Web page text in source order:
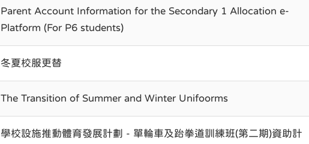
Parent Account Information for the Secondary 1 Allocation e-
Platform (For P6 students)
冬夏校服更替
The Transition of Summer and Winter Unifoorms
學校設施推動體育發展計劃 - 單輪車及跆拳道訓練班(第二期)資助計